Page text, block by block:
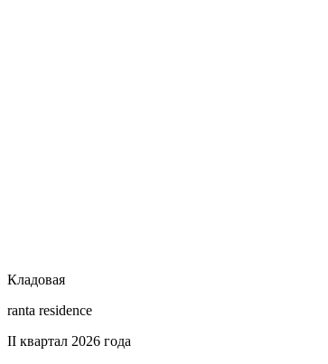
Кладовая
ranta residence
II квартал 2026 года